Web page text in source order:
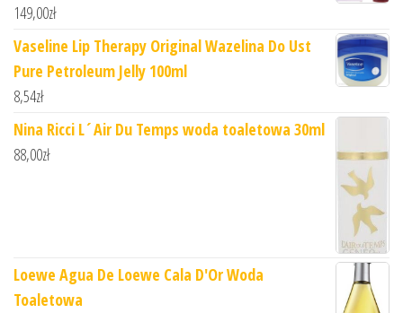
149,00zł
Vaseline Lip Therapy Original Wazelina Do Ust
Pure Petroleum Jelly 100ml
8,54zł
Nina Ricci L´Air Du Temps woda toaletowa 30ml
88,00zł
Loewe Agua De Loewe Cala D'Or Woda
Toaletowa